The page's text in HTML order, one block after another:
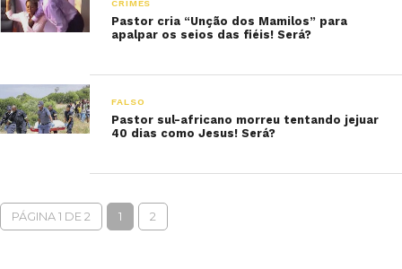
CRIMES
Pastor cria “Unção dos Mamilos” para
apalpar os seios das fiéis! Será?
FALSO
Pastor sul-africano morreu tentando jejuar
40 dias como Jesus! Será?
PÁGINA 1 DE 2 1 2